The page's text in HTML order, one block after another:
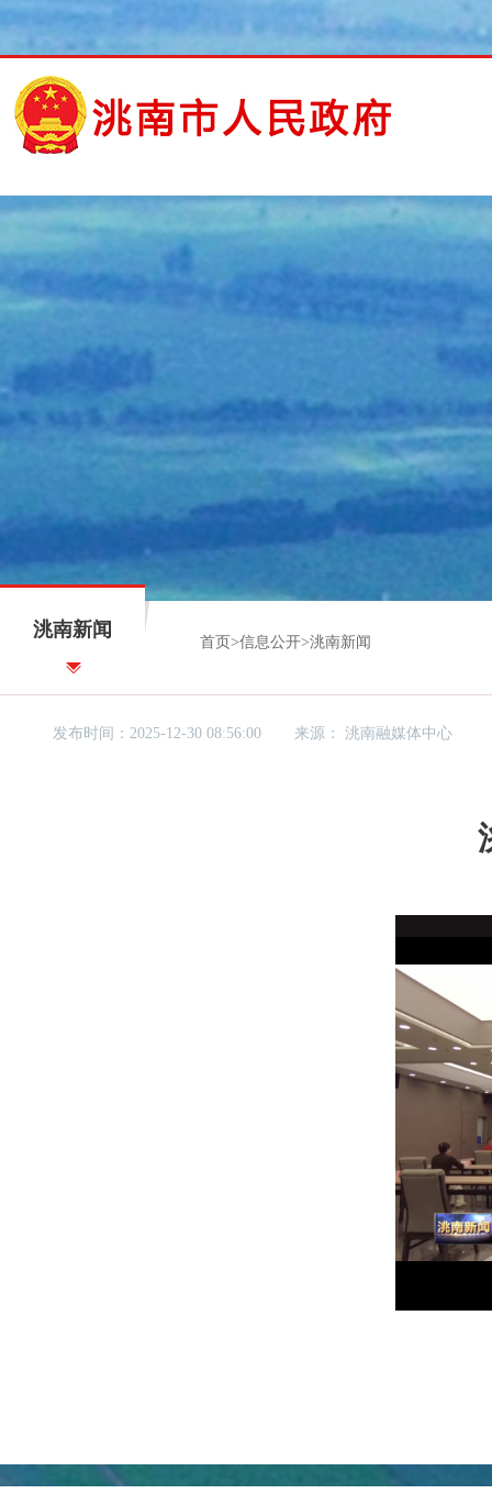
洮南新闻
首页 >信息公开>洮南新闻
发布时间：2025-12-30 08:56:00 来源：洮南融媒体中心